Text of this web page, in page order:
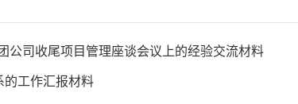
公司收尾项目管理座谈会议上的经验交流材料
的工作汇报材料